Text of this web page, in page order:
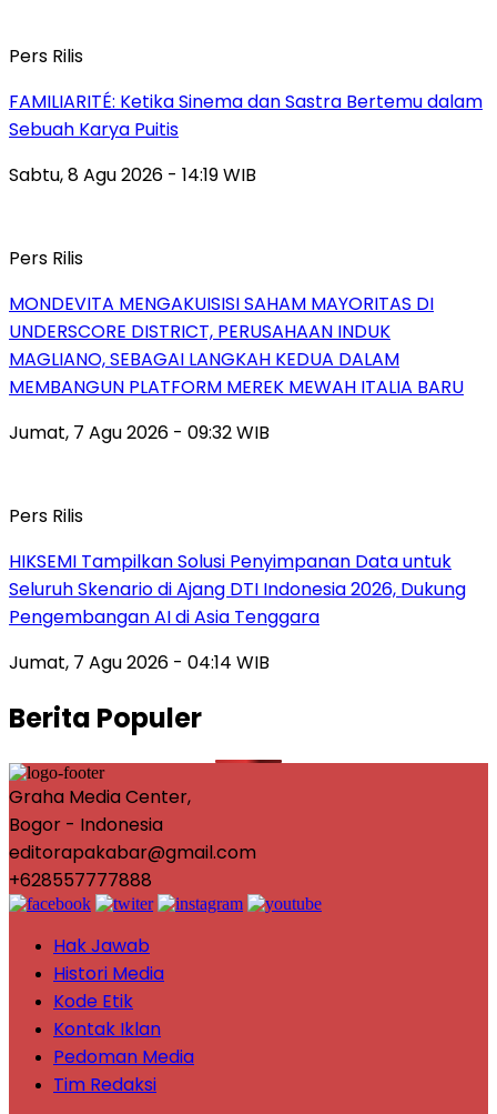
Pers Rilis
FAMILIARITÉ: Ketika Sinema dan Sastra Bertemu dalam
Sebuah Karya Puitis
Sabtu, 8 Agu 2026 - 14:19 WIB
Pers Rilis
MONDEVITA MENGAKUISISI SAHAM MAYORITAS DI
UNDERSCORE DISTRICT, PERUSAHAAN INDUK
MAGLIANO, SEBAGAI LANGKAH KEDUA DALAM
MEMBANGUN PLATFORM MEREK MEWAH ITALIA BARU
Jumat, 7 Agu 2026 - 09:32 WIB
Pers Rilis
HIKSEMI Tampilkan Solusi Penyimpanan Data untuk
Seluruh Skenario di Ajang DTI Indonesia 2026, Dukung
Pengembangan AI di Asia Tenggara
Jumat, 7 Agu 2026 - 04:14 WIB
Berita Populer
Graha Media Center,
Bogor - Indonesia
editorapakabar@gmail.com
+628557777888
Hak Jawab
Histori Media
Kode Etik
Kontak Iklan
Pedoman Media
Tim Redaksi